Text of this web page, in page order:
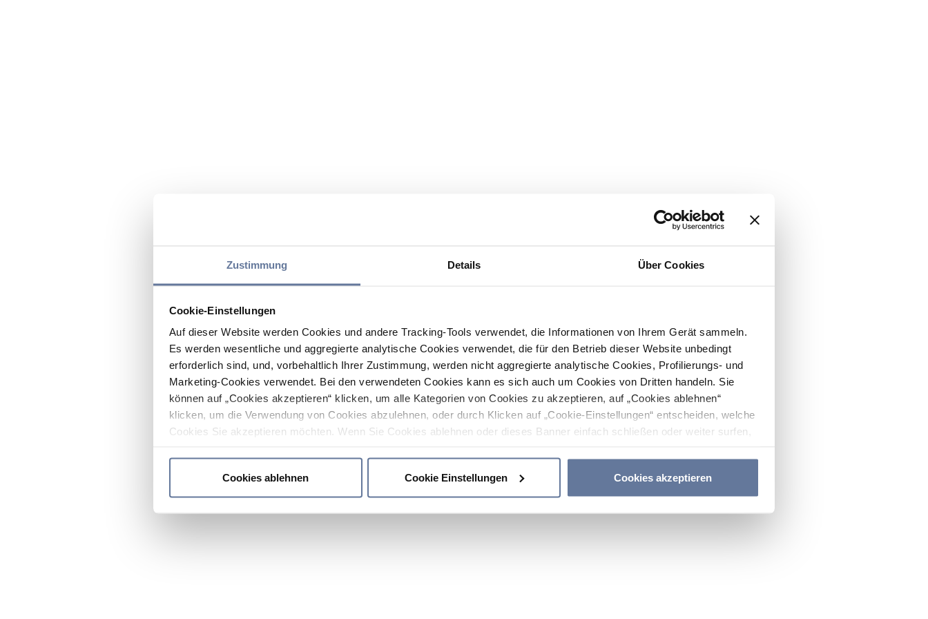
Zustimmung Details Über Cookies
Cookie-Einstellungen
Auf dieser Website werden Cookies und andere Tracking-Tools verwendet, die Informationen von Ihrem Gerät sammeln.
Es werden wesentliche und aggregierte analytische Cookies verwendet, die für den Betrieb dieser Website unbedingt
erforderlich sind, und, vorbehaltlich Ihrer Zustimmung, werden nicht aggregierte analytische Cookies, Profilierungs- und
Marketing-Cookies verwendet. Bei den verwendeten Cookies kann es sich auch um Cookies von Dritten handeln. Sie
können auf „Cookies akzeptieren“ klicken, um alle Kategorien von Cookies zu akzeptieren, auf „Cookies ablehnen“
klicken, um die Verwendung von Cookies abzulehnen, oder durch Klicken auf „Cookie-Einstellungen“ entscheiden, welche
Cookies Sie akzeptieren möchten. Wenn Sie Cookies ablehnen oder dieses Banner einfach schließen oder weiter surfen,
Cookies ablehnen
Cookie Einstellungen Cookies akzeptieren